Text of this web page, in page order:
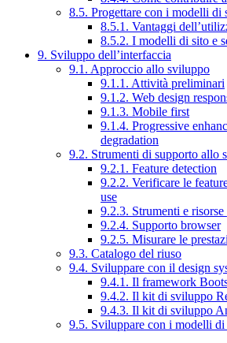
8.5. Progettare con i modelli di
8.5.1. Vantaggi
8.5.2. I modelli di sito e
9. Sviluppo dell’interfaccia
9.1. Approccio allo sviluppo
9.1.1. Attività preliminari
9.1.2. Web design
9.1.3. Mobile first
9.1.4. Progressive
degradation
9.2. Strumenti di supporto allo
9.2.1. Feature detection
9.2.2. Verificare le
use
9.2.3. Strumenti e
9.2.4. Supporto browser
9.2.5. Misurare le
9.3. Catalogo del riuso
9.4. Sviluppare con il design
9.4.1. Il framework
9.4.2. Il kit di sviluppo
9.4.3. Il kit di sviluppo
9.5. Sviluppare con i modelli di